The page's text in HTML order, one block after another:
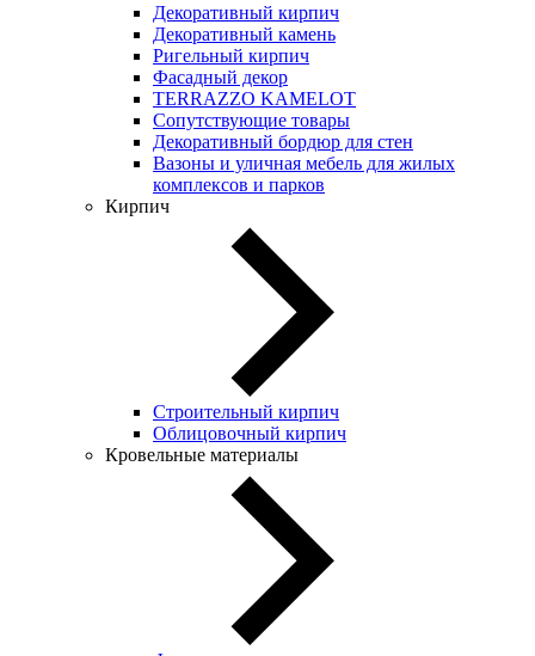
Декоративный кирпич
Декоративный камень
Ригельный кирпич
Фасадный декор
TERRAZZO KAMELOT
Сопутствующие товары
Декоративный бордюр для стен
Вазоны и уличная мебель для жилых
комплексов и парков
Кирпич
Строительный кирпич
Облицовочный кирпич
Кровельные материалы